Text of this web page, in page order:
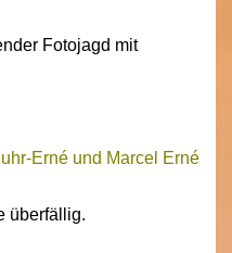
Fotojagd mit
Erné und Marcel Erné
überfällig.